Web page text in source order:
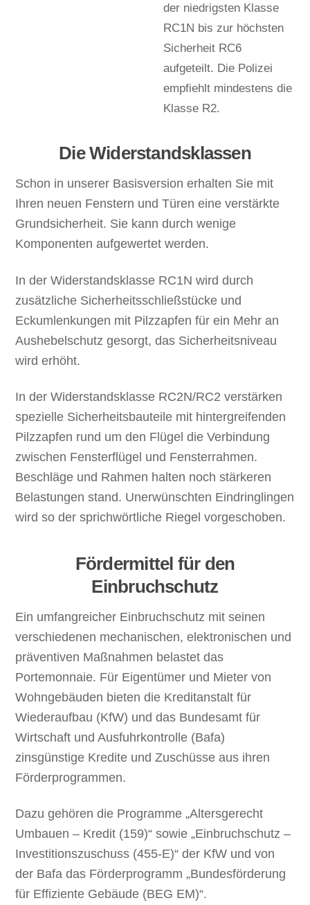
der niedrigsten Klasse
RC1N bis zur höchsten
Sicherheit RC6
aufgeteilt. Die Polizei
empfiehlt mindestens die
Klasse R2.
Die Widerstandsklassen
Schon in unserer Basisversion erhalten Sie mit
Ihren neuen Fenstern und Türen eine verstärkte
Grundsicherheit. Sie kann durch wenige
Komponenten aufgewertet werden.
In der Widerstandsklasse RC1N wird durch
zusätzliche Sicherheitsschließstücke und
Eckumlenkungen mit Pilzzapfen für ein Mehr an
Aushebelschutz gesorgt, das Sicherheitsniveau
wird erhöht.
In der Widerstandsklasse RC2N/RC2 verstärken
spezielle Sicherheitsbauteile mit hintergreifenden
Pilzzapfen rund um den Flügel die Verbindung
zwischen Fensterflügel und Fensterrahmen.
Beschläge und Rahmen halten noch stärkeren
Belastungen stand. Unerwünschten Eindringlingen
wird so der sprichwörtliche Riegel vorgeschoben.
Fördermittel für den
Einbruchschutz
Ein umfangreicher Einbruchschutz mit seinen
verschiedenen mechanischen, elektronischen und
präventiven Maßnahmen belastet das
Portemonnaie. Für Eigentümer und Mieter von
Wohngebäuden bieten die Kreditanstalt für
Wiederaufbau (KfW) und das Bundesamt für
Wirtschaft und Ausfuhrkontrolle (Bafa)
zinsgünstige Kredite und Zuschüsse aus ihren
Förderprogrammen.
Dazu gehören die Programme „Altersgerecht
Umbauen – Kredit (159)“ sowie „Einbruchschutz –
Investitionszuschuss (455-E)“ der KfW und von
der Bafa das Förderprogramm „Bundesförderung
für Effiziente Gebäude (BEG EM)“.